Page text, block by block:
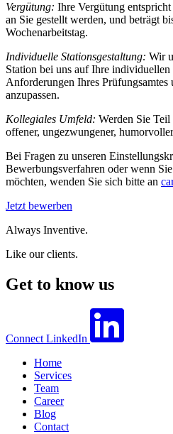
Vergütung: Ihre Vergütung
an Sie gestellt werden, und beträgt
Wochenarbeitstag.
Individuelle Stationsgestaltung: Wir
Station bei uns auf Ihre
Anforderungen Ihres
anzupassen.
Kollegiales Umfeld: Werden Sie Teil
offener, ungezwungener,
Bei Fragen zu unseren
Bewerbungsverfahren oder wenn
möchten, wenden Sie sich bitte an
Jetzt bewerben
Always Inventive.
Like our clients.
Get to know us
Connect LinkedIn
Home
Services
Team
Career
Blog
Contact